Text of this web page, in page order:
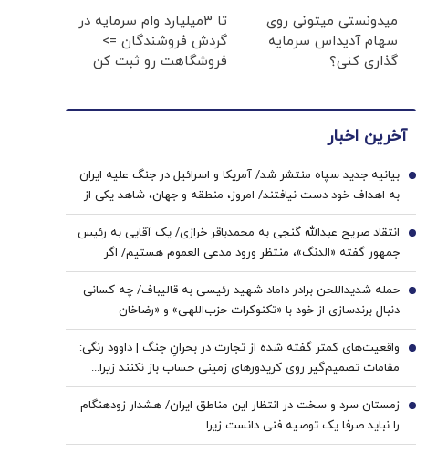
میدونستی میتونی روی
سهام آدیداس سرمایه
گذاری کنی؟
تا 3میلیارد وام سرمایه در
گردش فروشندگان =>
فروشگاهت رو ثبت کن
آخرین اخبار
بیانیه جدید سپاه منتشر شد/ آمریکا و اسرائیل در جنگ علیه ایران
به اهداف خود دست نیافتند/ امروز، منطقه و جهان، شاهد یکی از
پیچیده ترین نبردهای تاریخی معاصر است
1
انتقاد صریح عبدالله گنجی به محمدباقر خرازی/ یک آقایی به رئیس
جمهور گفته «الدنگ»، منتظر ورود مدعی العموم هستیم/ اگر
کسی به سران قوا توهین کند مگر طبق قانون قوه قضائیه ورود
نمی‌کند؟
2
حمله شدیداللحن برادر داماد شهید رئیسی به قالیباف/ چه کسانی
دنبال برندسازی از خود با «تکنوکرات حزب‌اللهی» و «رضاخان
حزب‌اللهی» بودند؟
3
واقعیت‌های کمتر گفته شده از تجارت در بحرانِ جنگ | داوود رنگی:
مقامات تصمیم‌گیر روی کریدورهای زمینی حساب باز نکنند زیرا...
4
زمستان سرد و سخت در انتظار این مناطق ایران/ هشدار زودهنگام
را نباید صرفا یک توصیه فنی دانست زیرا ...
5